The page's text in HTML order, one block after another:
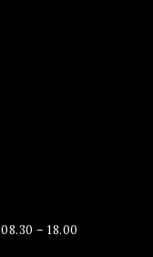
08.30 – 18.00